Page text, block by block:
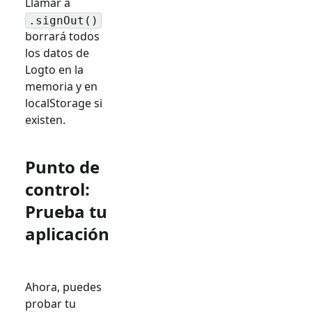
.signOut()
borrará todos
los datos de
Logto en la
memoria y en
localStorage si
existen.
Punto de
control:
Prueba tu
aplicación
Ahora, puedes
probar tu